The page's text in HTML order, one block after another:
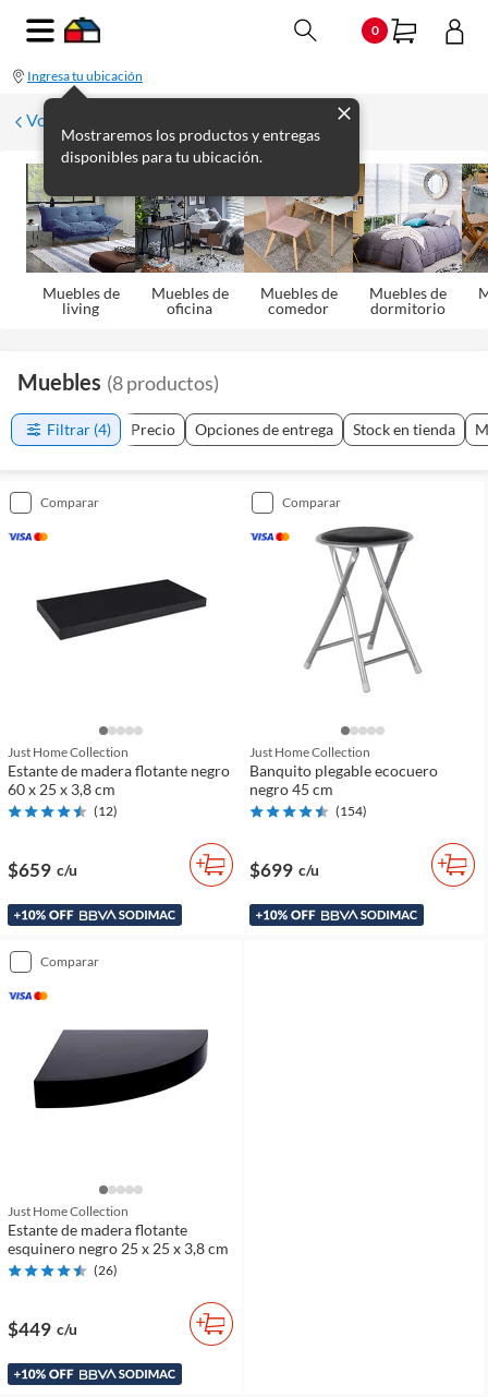
0
Ingresa tu ubicación
Mostraremos los productos y entregas
disponibles para tu ubicación.
Volver
Muebles de
living
Muebles de
oficina
Muebles de
comedor
Muebles de
dormitorio
Muebles (8productos)
Filtrar (4) Precio Opciones de entrega Stock en tienda
comparar
Just Home Collection
Estante de madera flotante negro
60 x 25 x 3,8 cm
(12)
$659 c/u
comparar
Just Home Collection
Banquito plegable ecocuero
negro 45 cm
(154)
$699 c/u
comparar
Just Home Collection
Estante de madera flotante
esquinero negro 25 x 25 x 3,8 cm
(26)
$449 c/u